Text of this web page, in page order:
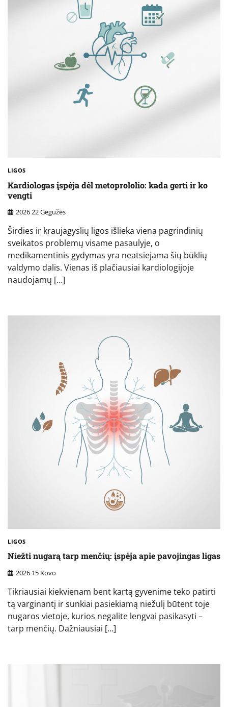
LIGOS
Kardiologas įspėja dėl metoprololio: kada gerti ir ko
vengti
2026 22 Gegužės
Širdies ir kraujagyslių ligos išlieka viena pagrindinių
sveikatos problemų visame pasaulyje, o
medikamentinis gydymas yra neatsiejama šių būklių
valdymo dalis. Vienas iš plačiausiai kardiologijoje
naudojamų […]
LIGOS
Niežti nugarą tarp menčių: įspėja apie pavojingas ligas
2026 15 Kovo
Tikriausiai kiekvienam bent kartą gyvenime teko patirti
tą varginantį ir sunkiai pasiekiamą niežulį būtent toje
nugaros vietoje, kurios negalite lengvai pasikasyti –
tarp menčių. Dažniausiai […]